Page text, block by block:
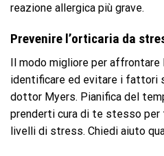
reazione allergica più grave.
Prevenire l’orticaria da
Il modo migliore per affrontare
identificare ed evitare i fattori
dottor Myers. Pianifica del
prenderti cura di te stesso
livelli di stress. Chiedi aiuto